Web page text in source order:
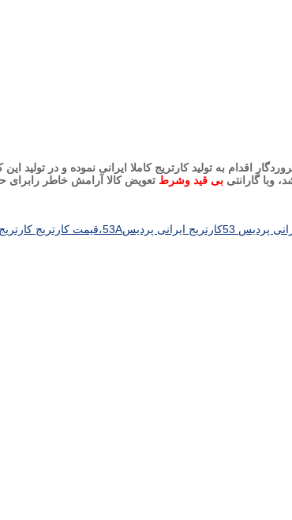
اقدام به تولید کارتریج کاملا ایرانی نموده و در
وبا گارانتی بی قید وشرط تعویض کالا آرامش خاطر رابرای
پردیس 53 کارتریج ایرانی پردیس53A،قیمت کارتریج کارتریج ایرانی پردیس 53